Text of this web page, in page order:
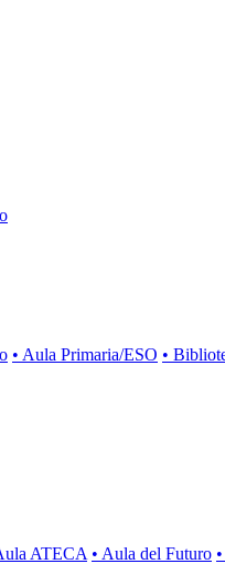
• Aula Primaria/ESO •
ATECA • Aula del Futuro